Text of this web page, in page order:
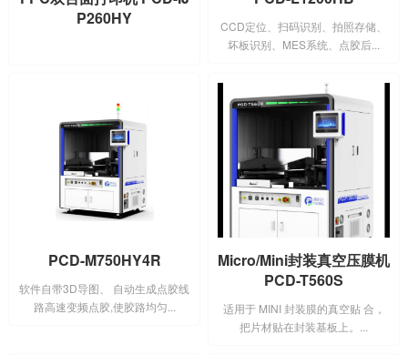
P260HY
CCD定位、扫码识别、拍照存储、
坏板识别、MES系统、点胶后...
PCD-M750HY4R
软件自带3D导图、 自动生成点胶线
路高速变频点胶,使胶路均匀...
Micro/Mini封装真空压膜机
PCD-T560S
适用于 MINI 封装膜的真空贴 合，
把片材贴在封装基板上。...